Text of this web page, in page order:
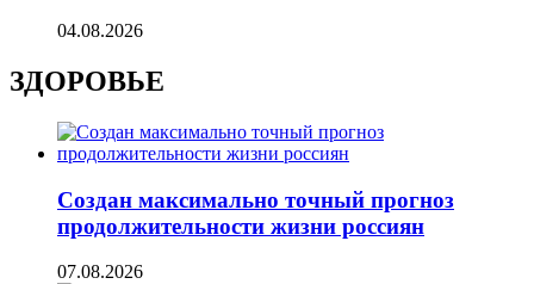
04.08.2026
ЗДОРОВЬЕ
Создан максимально точный прогноз
продолжительности жизни россиян
07.08.2026